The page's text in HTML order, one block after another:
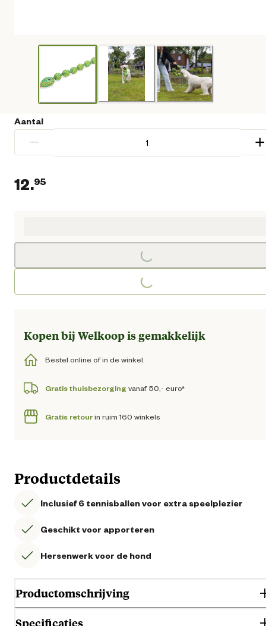
Aantal
− +
12.95
Loading...
Loading...
Kopen bij Welkoop is gemakkelijk
Bestel online of in de winkel.
Gratis thuisbezorging vanaf 50,- euro*
Gratis retourin ruim 160 winkels
Productdetails
Inclusief 6 tennisballen voor extra speelplezier
Geschikt voor apporteren
Hersenwerk voor de hond
Productomschrijving
Specificaties